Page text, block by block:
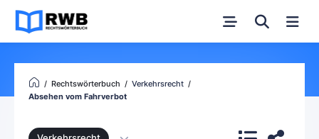
Rechtswörterbuch
Verkehrsrecht
Absehen vom Fahrverbot